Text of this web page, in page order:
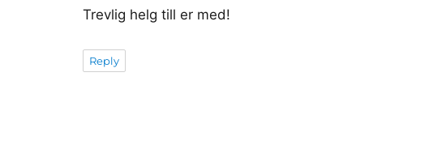
Trevlig helg till er med!
Reply